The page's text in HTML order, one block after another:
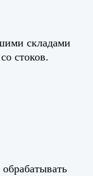
складами
стоков.